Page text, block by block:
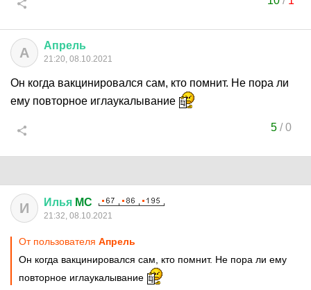
А Апрель
21:20, 08.10.2021
Он когда вакцинировался сам, кто помнит. Не пора ли
ему повторное иглаукалывание
5/0
И Илья MC
21:32, 08.10.2021
От пользователя Апрель
Он когда вакцинировался сам, кто помнит. Не пора ли ему
повторное иглаукалывание